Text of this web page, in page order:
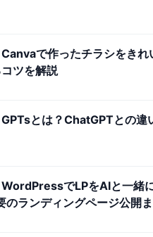
で作ったチラシをき
ツを解説
とは？ChatGPTとの違
でLPをAIと一緒
のランディングページ公開